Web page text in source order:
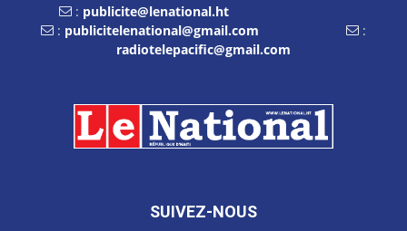
: publicite@lenational.ht
: publicitelenational@gmail.com
:
radiotelepacific@gmail.com
SUIVEZ-NOUS